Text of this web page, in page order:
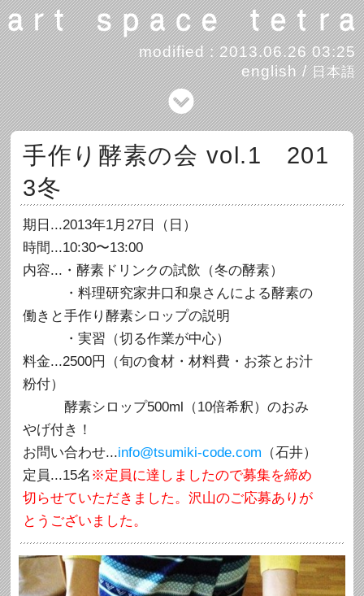
modified : 2013.06.26 03:25
english/日本語
手作り酵素の会 vol.1 201
3冬
期日...2013年1月27日（日）
時間...10:30〜13:00
内容...・酵素ドリンクの試飲（冬の酵素）
・料理研究家井口和泉さんによる酵素の
働きと手作り酵素シロップの説明
・実習（切る作業が中心）
料金...2500円（旬の食材・材料費・お茶とお汁
粉付）
酵素シロップ500ml（10倍希釈）のおみ
やげ付き！
お問い合わせ...info@tsumiki-code.com （石井）
定員...15名 ※定員に達しましたので募集を締め
切らせていただきました。沢山のご応募ありが
とうございました。